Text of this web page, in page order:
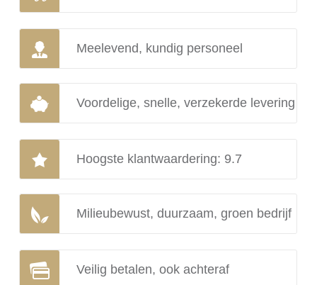
Meelevend, kundig personeel
Voordelige, snelle, verzekerde levering
Hoogste klantwaardering: 9.7
Milieubewust, duurzaam, groen bedrijf
Veilig betalen, ook achteraf